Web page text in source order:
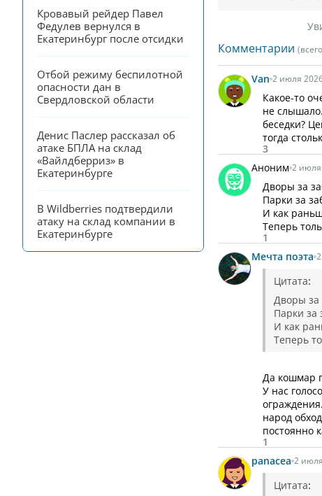
Кровавый рейдер Павел
Федулев вернулся в
Екатеринбург после отсидки
Отбой режиму беспилотной
опасности дан в
Свердловской области
Денис Паслер рассказал об
атаке БПЛА на склад
«Вайлдберриз» в
Екатеринбурге
В Wildberries подтвердили
атаку на склад компании в
Екатеринбурге
Комментарии
Van 2 июля
Какое-то
не
беседки?
тогда
3
Аноним 2 июля
Дворы за
Парки за
И как
Теперь
1
Мечта поэта
Цитата:
Дворы
Парки за
И как
Теперь
Да кошмар
У нас
народ
постоянно
1
panacea 2
Цитата: